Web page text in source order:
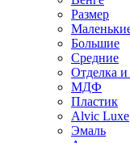
Размер
Большие
Средние
Отделка и
МДФ
Пластик
Alvic Luxe
Эмаль